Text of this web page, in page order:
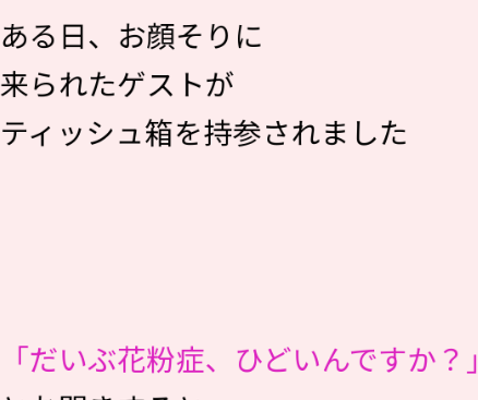
ある日、お顔そりに
来られたゲストが
ティッシュ箱を持参されました
「だいぶ花粉症、ひどいんですか？」